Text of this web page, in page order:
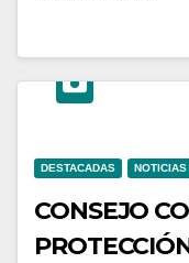
DESTACADAS NOTICIAS
CONSEJO